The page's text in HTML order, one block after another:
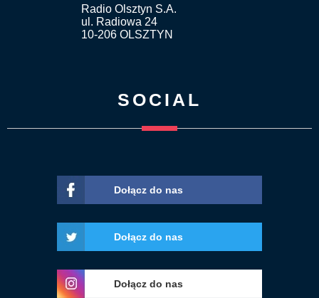
Radio Olsztyn S.A.
ul. Radiowa 24
10-206 OLSZTYN
SOCIAL
Dołącz do nas
Dołącz do nas
Dołącz do nas